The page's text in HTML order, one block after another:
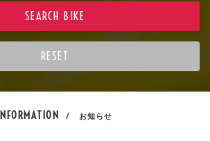
INFORMATION / お知らせ